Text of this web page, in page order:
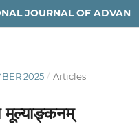
SIDDHANTA'S INTERNATIONAL JOURNAL OF ADVANCED RESEARCH IN ARTS & HUMANITIES
2025 / Articles
मूल्याङ्कनम्